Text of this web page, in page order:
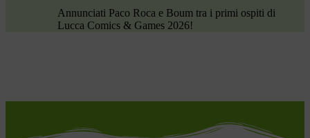
Annunciati Paco Roca e Boum tra i primi ospiti di
Lucca Comics & Games 2026!